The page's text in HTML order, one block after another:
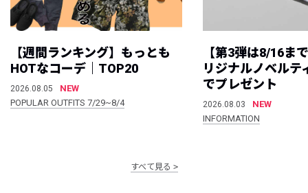
【週間ランキング】もっとも
HOTなコーデ｜TOP20
2026.08.05
NEW
POPULAR OUTFITS 7/29~8/4
【第3弾は8/16ま
リジナルノベルテ
でプレゼント
2026.08.03
NEW
INFORMATION
すべて見る